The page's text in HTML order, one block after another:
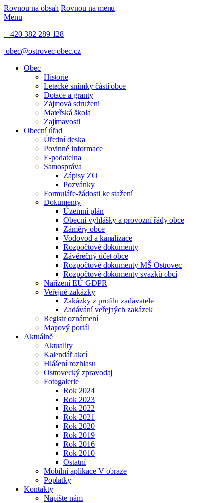
Rovnou na obsah Rovnou na menu
Menu
+420 382 289 128
obec@ostrovec-obec.cz
Obec
Historie
Letecké snímky částí obce
Dotace a granty
Zájmová sdružení
Mateřská škola
Zajímavosti
Obecní úřad
Úřední deska
Povinné informace
E-podatelna
Samospráva
Zápisy ZO
Pozvánky
Formuláře-žádosti ke stažení
Dokumenty
Územní plán
Obecní vyhlášky a provozní řády obce
Záměry obce
Vodovod a kanalizace
Rozpočtové dokumenty
Závěrečný účet obce
Rozpočtové dokumenty MŠ Ostrovec
Rozpočtové dokumenty svazků obcí
Nařízení EÚ GDPR
Veřejné zakázky
Zakázky z profilu zadavatele
Zadávání veřejných zakázek
Registr oznámení
Mapový portál
Aktuálně
Aktuality
Kalendář akcí
Hlášení rozhlasu
Ostrovecký zpravodaj
Fotogalerie
Rok 2024
Rok 2023
Rok 2022
Rok 2021
Rok 2020
Rok 2019
Rok 2016
Rok 2010
Ostatní
Mobilní aplikace V obraze
Poplatky
Kontakty
Napište nám